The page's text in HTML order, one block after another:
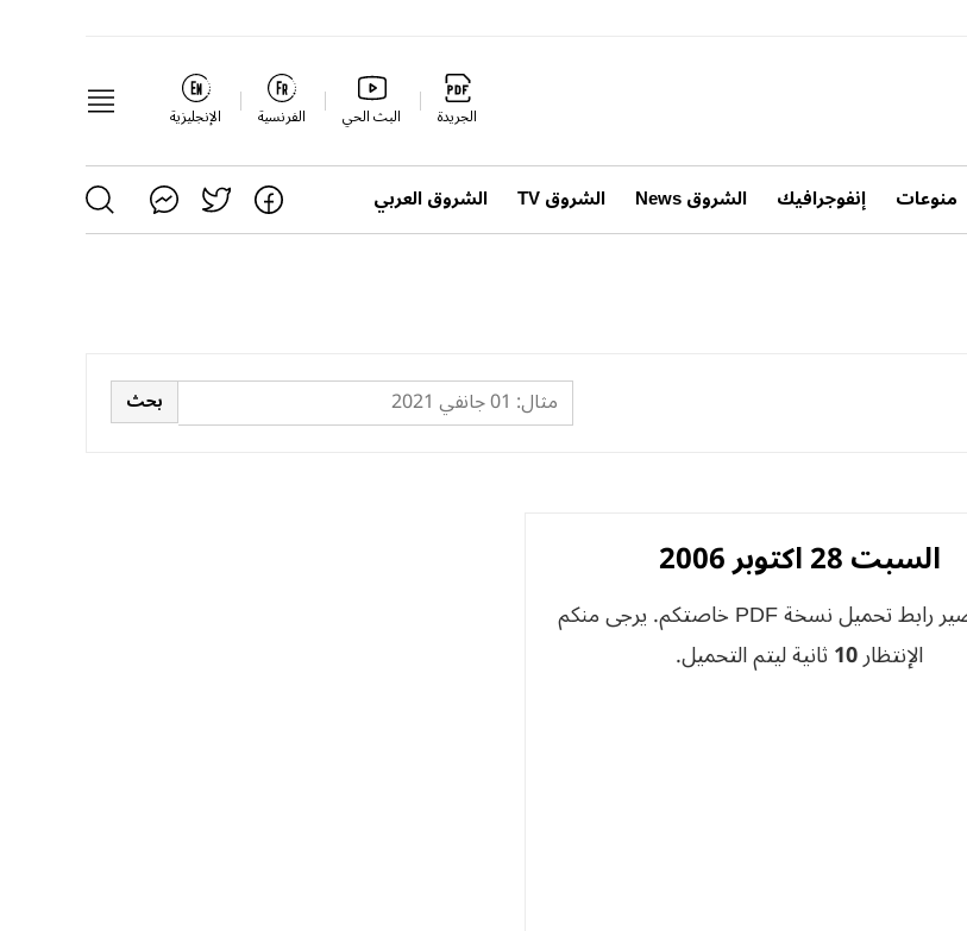
الجريدة البث الحي الفرنسية الإنجليزية
منوعات إنفوجرافيك الشروق News الشروق TV الشروق العربي
السبت 28 اكتوبر 2006
جاري تحضير رابط تحميل نسخة PDF خاصتكم. يرجى منكم
الإنتظار10ثانية ليتم التحميل.